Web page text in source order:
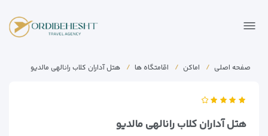
صفحه اصلی اماکن اقامتگاه ها هتل آداران کلاب رانالهی مالدیو
هتل آداران کلاب رانالهی مالدیو